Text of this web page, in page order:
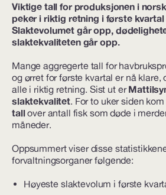
Viktige tall for produksjonen i
peker i riktig retning i første kvartal
Slaktevolumet går opp,
slaktekvaliteten går opp.
Mange aggregerte tall for
og ørret for første kvartal er nå klare,
alle i riktig retning. Sist ut er
slaktekvalitet. For to uker siden kom
tallover antall fisk som døde i
måneder.
Oppsummert viser disse
forvaltningsorganer følgende:
Høyeste slaktevolum i første